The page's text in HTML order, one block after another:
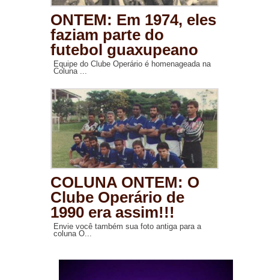
ONTEM: Em 1974, eles
faziam parte do
futebol guaxupeano
Equipe do Clube Operário é homenageada na
Coluna ...
COLUNA ONTEM: O
Clube Operário de
1990 era assim!!!
Envie você também sua foto antiga para a
coluna O...